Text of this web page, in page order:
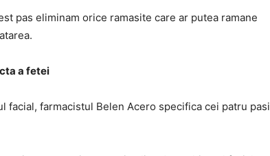
pas eliminam orice ramasite care ar putea ramane
a fetei
facial, farmacistul Belen Acero specifica cei patru pasi